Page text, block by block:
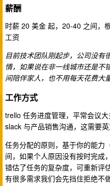
薪酬
时薪 20 美金 起，20-40 之间，
工资
目前技术团队刚起步，公司没有
情，如果说在非一线城市还是不
间陪伴家人，也不用每天花费大
工作方式
trello 任务进度管理，平常会议
slack 与产品销售沟通，这需要英
任务分配的原则，基于你的能力
间，如果个人原因没有按时完成
错估了任务的复杂度，可重新评
有很多需求我们会先挡住拒绝不